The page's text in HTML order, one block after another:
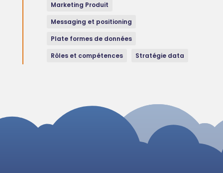
Marketing Produit
Messaging et positioning
Plate formes de données
Rôles et compétences
Stratégie data